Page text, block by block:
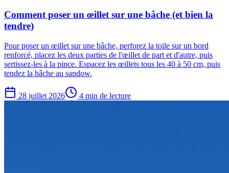
Comment poser un œillet sur une bâche (et bien la
tendre)
Pour poser un œillet sur une bâche, perforez la toile sur un bord
renforcé, placez les deux parties de l'œillet de part et d'autre, puis
sertissez-les à la pince. Espacez les œillets tous les 40 à 50 cm, puis
tendez la bâche au sandow.
28 juillet 2026 4 min de lecture